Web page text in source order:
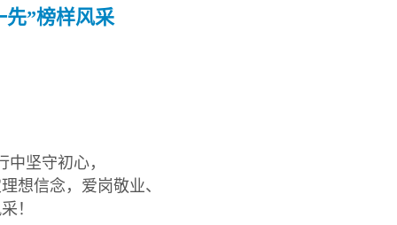
”榜样风采
坚守初心，
想信念，爱岗敬业、
！